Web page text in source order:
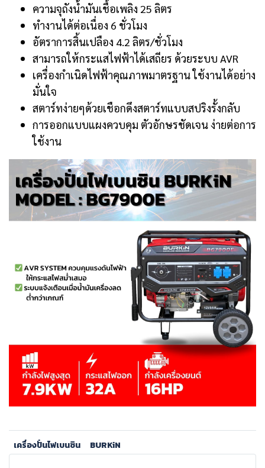
ความจุถังน้ำมันเชื้อเพลิง 25 ลิตร
ทำงานได้ต่อเนื่อง 6 ชั่วโมง
อัตราการสิ้นเปลือง 4.2 ลิตร/ชั่วโมง
สามารถให้กระแสไฟฟ้าได้เสถียร ด้วยระบบ AVR
เครื่องกำเนิดไฟฟ้าคุณภาพมาตรฐาน ใช้งานได้อย่าง
มั่นใจ
สตาร์ทง่ายๆด้วยเชือกดึงสตาร์ทแบบสปริงรั้งกลับ
การออกแบบแผงควบคุม ตัวอักษรชัดเจน ง่ายต่อการ
ใช้งาน
เครื่องปั่นไฟเบนซิน BURKiN